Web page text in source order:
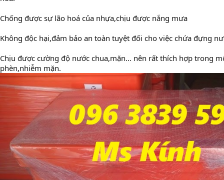
Chống được sự lão hoá của nhựa,chịu được nắng mưa
Không độc hại,đảm bảo an toàn tuyệt đối cho việc chứa đựng
Chịu được cường độ nước chua,mặn... nên rất thích hợp trong
phèn,nhiễm mặn.